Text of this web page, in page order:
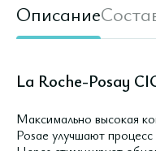
Описание
La Roche-Posay
Максимально высокая
Posae улучшают